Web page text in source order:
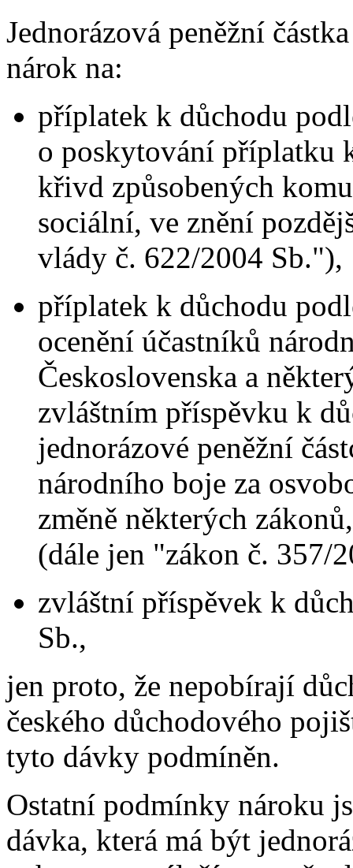
Jednorázová peněžní
nárok na:
příplatek k důchodu
o poskytování příplatku
křivd způsobených
sociální, ve znění
vlády č. 622/2004 Sb."),
příplatek k důchodu
ocenění účastníků
Československa a
zvláštním příspěvku k
jednorázové peněžní
národního boje za
změně některých
(dále jen "zákon č. 357/
zvláštní příspěvek k
Sb.,
jen proto, že nepobírají
českého důchodového
tyto dávky podmíněn.
Ostatní podmínky nároku
dávka, která má být